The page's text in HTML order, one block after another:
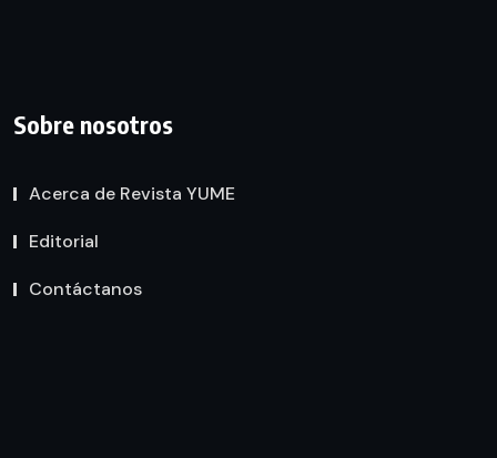
Sobre nosotros
Acerca de Revista YUME
Editorial
Contáctanos